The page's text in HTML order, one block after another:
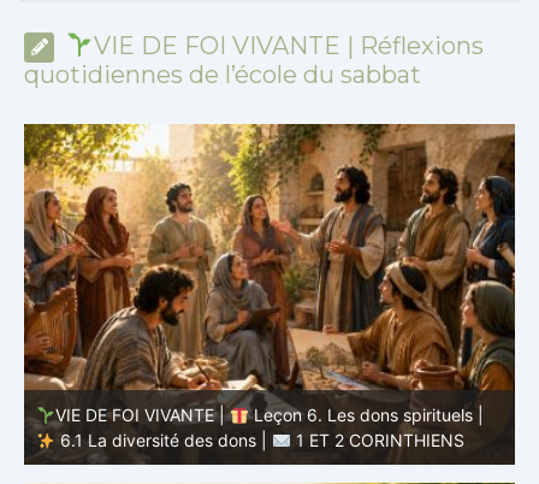
VIE DE FOI VIVANTE | Réflexions
quotidiennes de l’école du sabbat
VIE DE FOI VIVANTE |
Leçon 5 : Tout pour la gloire de
Dieu |
5.6 Résumé | 1 ET 2 CORINTHIENS